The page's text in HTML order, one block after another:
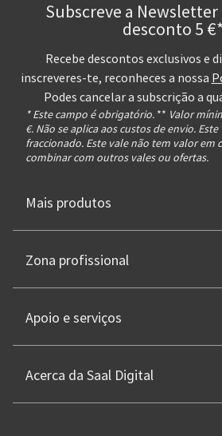
Subscreve a Newsletter
desconto 5
Recebe descontos exclusivos e
inscreveres-te, reconheces a nossa
Podes cancelar a subscrição a
* Este campo é obrigatório. ** Valor
€. Não se aplica aos custos de envio.
fraccionado. Este vale não tem valor em
combinar com outros vales ou ofertas.
Mais produtos
Zona profissional
Apoio e serviços
Acerca da Saal Digital